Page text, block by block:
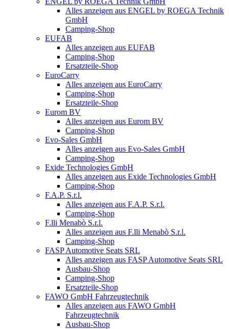
Alles anzeigen aus ENGEL by ROEGA Technik
GmbH
Camping-Shop
EUFAB
Alles anzeigen aus EUFAB
Camping-Shop
Ersatzteile-Shop
EuroCarry
Alles anzeigen aus EuroCarry
Camping-Shop
Ersatzteile-Shop
Eurom BV
Alles anzeigen aus Eurom BV
Camping-Shop
Evo-Sales GmbH
Alles anzeigen aus Evo-Sales GmbH
Camping-Shop
Exide Technologies GmbH
Alles anzeigen aus Exide Technologies GmbH
Camping-Shop
F.A.P. S.r.l.
Alles anzeigen aus F.A.P. S.r.l.
Camping-Shop
F.lli Menabò S.r.l.
Alles anzeigen aus F.lli Menabò S.r.l.
Camping-Shop
FASP Automotive Seats SRL
Alles anzeigen aus FASP Automotive Seats SRL
Ausbau-Shop
Camping-Shop
Ersatzteile-Shop
FAWO GmbH Fahrzeugtechnik
Alles anzeigen aus FAWO GmbH
Fahrzeugtechnik
Ausbau-Shop